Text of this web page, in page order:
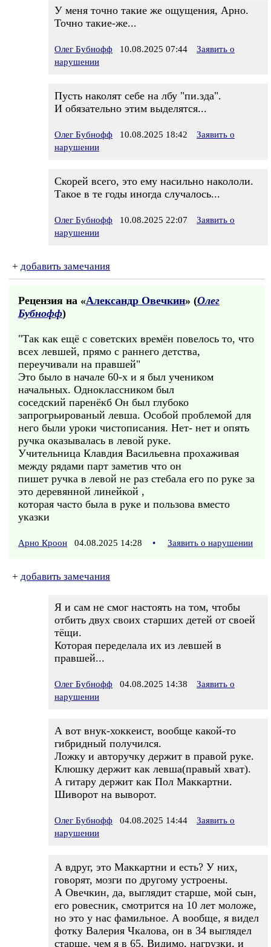
У меня точно такие же ощущения, Арно.
Точно такие-же...
Олег Бубнофф 10.08.2025 07:44
Заявить о
нарушении
Пусть наколят себе на лбу "пи.зда".
И обязательно этим выделятся...
Олег Бубнофф 10.08.2025 18:42
Заявить о
нарушении
Скорей всего, это ему насильно накололи.
Такое в те годы иногда случалось...
Олег Бубнофф 10.08.2025 22:07
Заявить о
нарушении
+ добавить замечания
Рецензия на «Александр Овечкин» (Олег
Бубнофф)
"Так как ещё с советских времён повелось то, что
всех левшей, прямо с раннего детства,
переучивали на правшей"
Это было в начале 60-х и я был учеником
начальных. Одноклассником был
соседский паренёкб Он был глубоко
запрогрьированый левша. Особой проблемой для
него были уроки чистописания. Нет- нет и опять
ручка оказывалась в левой руке.
Учительница Клавдия Васильевна прохаживая
между рядами парт заметив что он
пишет ручка в левой не раз стебала его по руке за
это деревянной линейкой ,
которая часто была в руке и пользова вместо
указки
Арно Кроон 04.08.2025 14:28 • Заявить о нарушении
+ добавить замечания
Я и сам не смог настоять на том, чтобы
отбить двух своих старших детей от своей
тёщи.
Которая переделала их из левшей в
правшей...
Олег Бубнофф 04.08.2025 14:38
Заявить о
нарушении
А вот внук-хоккеист, вообще какой-то
гибридный получился.
Ложку и авторучку держит в правой руке.
Клюшку держит как левша(правый хват).
А гитару держит как Пол Маккартни.
Шиворот на выворот.
Олег Бубнофф 04.08.2025 14:44
Заявить о
нарушении
А вдруг, это Маккартни и есть? У них,
говорят, мозги по другому устроены.
А Овечкин, да, выглядит старше, мой сын,
его ровесник, смотрится на 10 лет моложе,
но это у нас фамильное. А вообще, я видел
фотку Валерия Чкалова, он в 34 выглядел
старше, чем я в 65. Видимо, нагрузки, и